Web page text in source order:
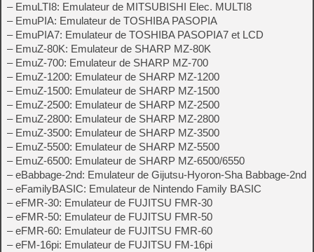
– EmuLTI8: Emulateur de MITSUBISHI Elec. MULTI8
– EmuPIA: Emulateur de TOSHIBA PASOPIA
– EmuPIA7: Emulateur de TOSHIBA PASOPIA7 et LCD
– EmuZ-80K: Emulateur de SHARP MZ-80K
– EmuZ-700: Emulateur de SHARP MZ-700
– EmuZ-1200: Emulateur de SHARP MZ-1200
– EmuZ-1500: Emulateur de SHARP MZ-1500
– EmuZ-2500: Emulateur de SHARP MZ-2500
– EmuZ-2800: Emulateur de SHARP MZ-2800
– EmuZ-3500: Emulateur de SHARP MZ-3500
– EmuZ-5500: Emulateur de SHARP MZ-5500
– EmuZ-6500: Emulateur de SHARP MZ-6500/6550
– eBabbage-2nd: Emulateur de Gijutsu-Hyoron-Sha Babbage-2nd
– eFamilyBASIC: Emulateur de Nintendo Family BASIC
– eFMR-30: Emulateur de FUJITSU FMR-30
– eFMR-50: Emulateur de FUJITSU FMR-50
– eFMR-60: Emulateur de FUJITSU FMR-60
– eFM-16pi: Emulateur de FUJITSU FM-16pi